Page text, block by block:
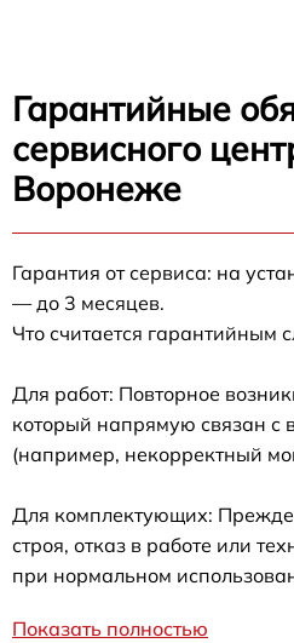
Гарантийные
сервисного
Воронеже
Гарантия от сервиса: на
— до 3 месяцев.
Что считается гарантийным
Для работ: Повторное
который напрямую связан с
(например, некорректный
Для комплектующих:
строя, отказ в работе или
при нормальном
Показать полностью